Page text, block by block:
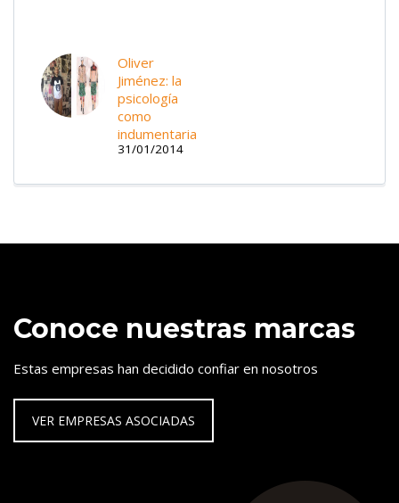
Oliver
Jiménez: la
psicología
como
indumentaria
31/01/2014
Conoce nuestras marcas
Estas empresas han decidido confiar en nosotros
VER EMPRESAS ASOCIADAS